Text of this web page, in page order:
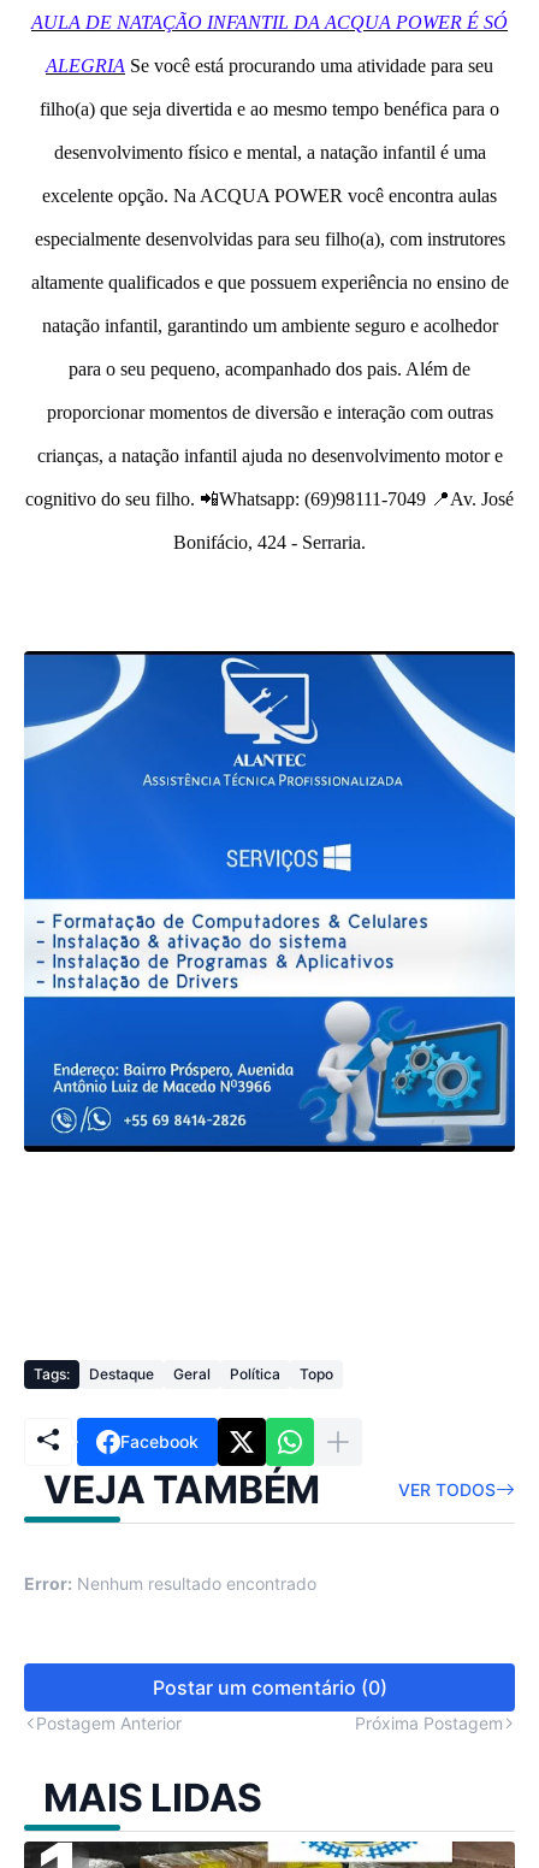
AULA DE NATAÇÃO INFANTIL DA ACQUA POWER É SÓ
ALEGRIA Se você está procurando uma atividade para seu
filho(a) que seja divertida e ao mesmo tempo benéfica para o
desenvolvimento físico e mental, a natação infantil é uma
excelente opção. Na ACQUA POWER você encontra aulas
especialmente desenvolvidas para seu filho(a), com instrutores
altamente qualificados e que possuem experiência no ensino de
natação infantil, garantindo um ambiente seguro e acolhedor
para o seu pequeno, acompanhado dos pais. Além de
proporcionar momentos de diversão e interação com outras
crianças, a natação infantil ajuda no desenvolvimento motor e
cognitivo do seu filho. 📲Whatsapp: (69)98111-7049 📍Av. José
Bonifácio, 424 - Serraria.
Tags: Destaque Geral Política Topo
Facebook
VEJA TAMBÉM VER TODOS
Error: Nenhum resultado encontrado
Postar um comentário (0)
Postagem Anterior Próxima Postagem
MAIS LIDAS